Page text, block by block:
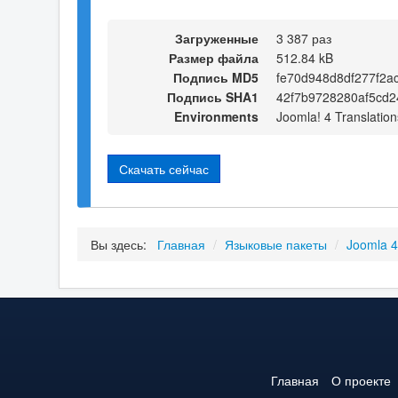
Загруженные
3 387 раз
Размер файла
512.84 kB
Подпись MD5
Подпись SHA1
Environments
Joomla! 4
Скачать сейчас
Вы здесь: Главная / Языковые пакеты / Joomla
Главная О проекте